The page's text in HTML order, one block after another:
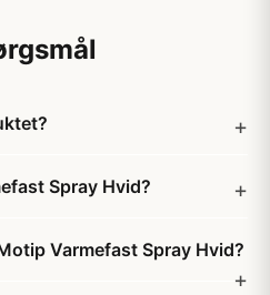
Spray Hvid?
Varmefast Spray Hvid?